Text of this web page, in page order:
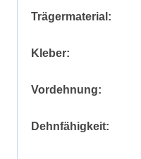
Trägermaterial:
Kleber:
Vordehnung:
Dehnfähigkeit: